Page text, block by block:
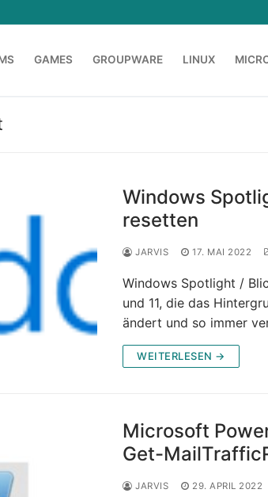
GAMES GROUPWARE LINUX
Windows
resetten
JARVIS 17. MAI 2022
Windows Spotlight /
und 11, die das
ändert und so immer
WEITERLESEN →
Microsoft
Get-
JARVIS 29. APRIL 2022